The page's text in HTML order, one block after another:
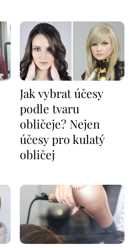
Jak vybrat účesy
podle tvaru
obličeje? Nejen
účesy pro kulatý
obličej